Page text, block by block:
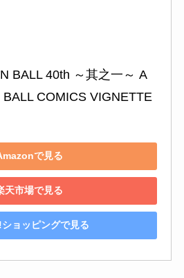
BALL 40th ～其之一～ A
COMICS VIGNETTE
で見る
天市場で見る
ョッピングで見る